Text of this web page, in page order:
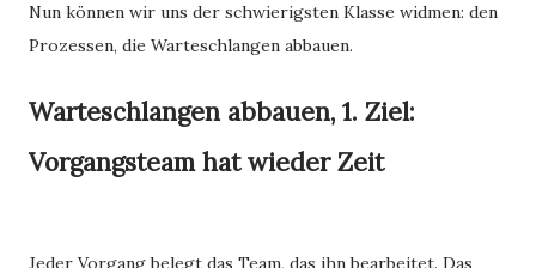
Nun können wir uns der schwierigsten Klasse widmen: den
Prozessen, die Warteschlangen abbauen.
Warteschlangen abbauen, 1. Ziel:
Vorgangsteam hat wieder Zeit
Jeder Vorgang belegt das Team, das ihn bearbeitet. Das